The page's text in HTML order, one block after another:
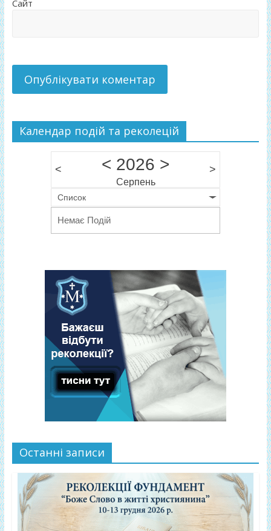
Сайт
Календар подій та реколецій
< < 2026 >
Серпень
>
Список
Немає Подій
Останні записи